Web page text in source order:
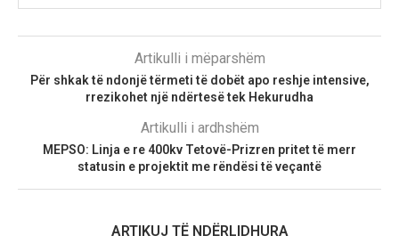
Artikulli i mëparshëm
Për shkak të ndonjë tërmeti të dobët apo reshje intensive,
rrezikohet një ndërtesë tek Hekurudha
Artikulli i ardhshëm
MEPSO: Linja e re 400kv Tetovë-Prizren pritet të merr
statusin e projektit me rëndësi të veçantë
ARTIKUJ TË NDËRLIDHURA